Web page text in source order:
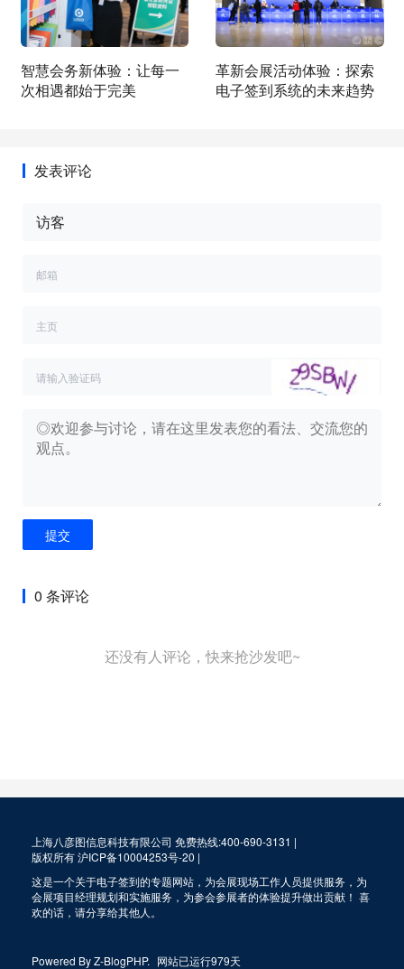
智慧会务新体验：让每一
次相遇都始于完美
革新会展活动体验：探索
电子签到系统的未来趋势
发表评论
提交
0 条评论
还没有人评论，快来抢沙发吧~
上海八彦图信息科技有限公司 免费热线:400-690-3131 |
版权所有沪ICP备10004253号-20 |
这是一个关于电子签到的专题网站，为会展现场工作人员提供服务，为
会展项目经理规划和实施服务，为参会参展者的体验提升做出贡献！ 喜
欢的话，请分享给其他人。
Powered ByZ-BlogPHP. 网站已运行979天